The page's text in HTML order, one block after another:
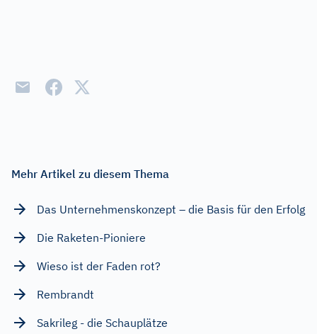
Mehr Artikel zu diesem Thema
Das Unternehmenskonzept – die Basis für den Erfolg
Die Raketen-Pioniere
Wieso ist der Faden rot?
Rembrandt
Sakrileg - die Schauplätze